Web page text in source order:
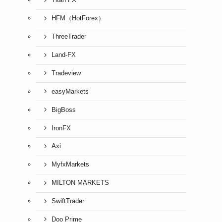
HFM（HotForex）
ThreeTrader
Land-FX
Tradeview
easyMarkets
BigBoss
IronFX
Axi
MyfxMarkets
MILTON MARKETS
SwiftTrader
Doo Prime